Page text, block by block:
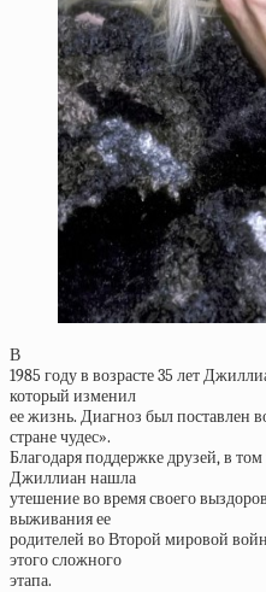
В
1985 году в возрасте 35 лет
который изменил
ее жизнь. Диагноз был поставлен
стране чудес».
Благодаря поддержке друзей, в
Джиллиан нашла
утешение во время своего
выживания ее
родителей во Второй мировой
этого сложного
этапа.